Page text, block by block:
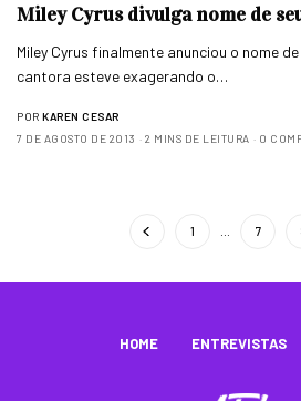
Miley Cyrus divulga nome de
Miley Cyrus finalmente anunciou o nome
cantora esteve exagerando o…
POR KAREN CESAR
7 DE AGOSTO DE 2013
2 MINS DE LEITURA 0
1 7
HOME ENTREVISTAS